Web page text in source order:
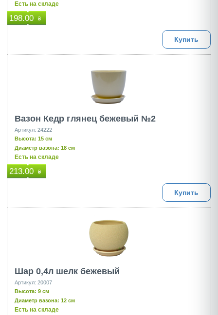
Есть на складе
198.00 ₴
Купить
Вазон Кедр глянец бежевый №2
Артикул: 24222
Высота: 15 см
Диаметр вазона: 18 см
Есть на складе
213.00 ₴
Купить
Шар 0,4л шелк бежевый
Артикул: 20007
Высота: 9 см
Диаметр вазона: 12 см
Есть на складе